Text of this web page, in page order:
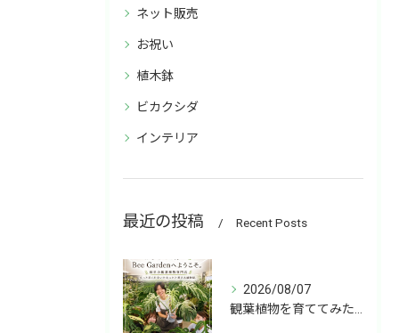
ネット販売
お祝い
植木鉢
ビカクシダ
インテリア
最近の投稿 Recent Posts
2026/08/07